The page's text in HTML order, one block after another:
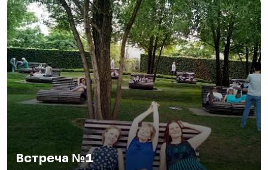
Встреча №1